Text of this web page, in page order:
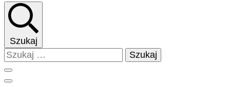
Szukaj
Szukaj: